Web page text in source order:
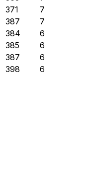
371
7
387
7
384
6
385
6
387
6
398
6